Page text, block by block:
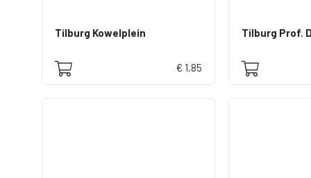
Tilburg Kowelplein
€ 1,85
Tilburg Prof.